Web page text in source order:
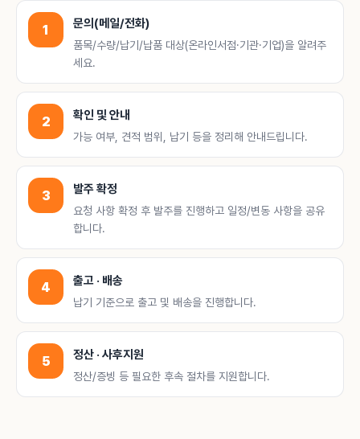
1 문의(메일/전화)
품목/수량/납기/납품 대상(온라인서점·기관·기업)을 알려주
세요.
2 확인 및 안내
가능 여부, 견적 범위, 납기 등을 정리해 안내드립니다.
3 발주 확정
요청 사항 확정 후 발주를 진행하고 일정/변동 사항을 공유
합니다.
4 출고 · 배송
납기 기준으로 출고 및 배송을 진행합니다.
5 정산 · 사후지원
정산/증빙 등 필요한 후속 절차를 지원합니다.